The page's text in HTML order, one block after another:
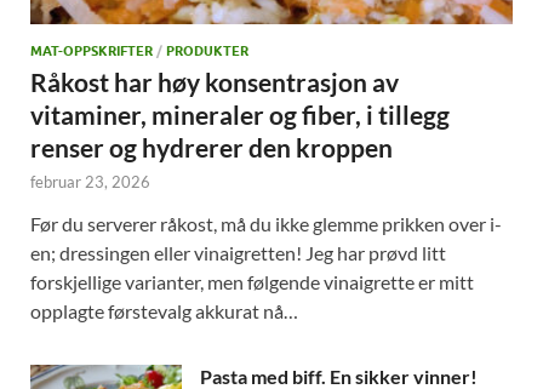
MAT-OPPSKRIFTER / PRODUKTER
Råkost har høy konsentrasjon av
vitaminer, mineraler og fiber, i tillegg
renser og hydrerer den kroppen
februar 23, 2026
Før du serverer råkost, må du ikke glemme prikken over i-
en; dressingen eller vinaigretten! Jeg har prøvd litt
forskjellige varianter, men følgende vinaigrette er mitt
opplagte førstevalg akkurat nå…
Pasta med biff. En sikker vinner!